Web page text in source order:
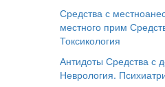
Средства с
местного прим
Токсикология
Антидоты Средства с
Неврология.